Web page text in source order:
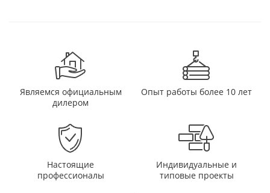
Являемся официальным
дилером
Опыт работы более 10 лет
Настоящие
профессионалы
Индивидуальные и
типовые проекты